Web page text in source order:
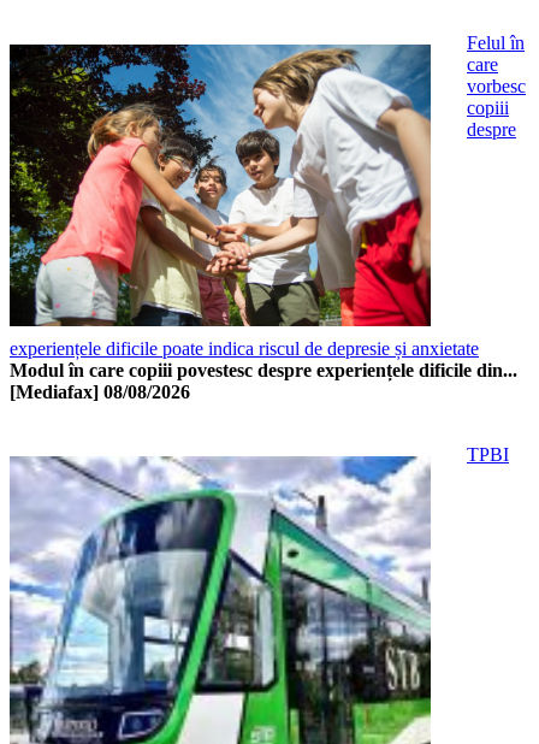
Felul în
care
vorbesc
copiii
despre
experiențele dificile poate indica riscul de depresie și anxietate
Modul în care copiii povestesc despre experiențele dificile din...
[Mediafax] 08/08/2026
TPBI